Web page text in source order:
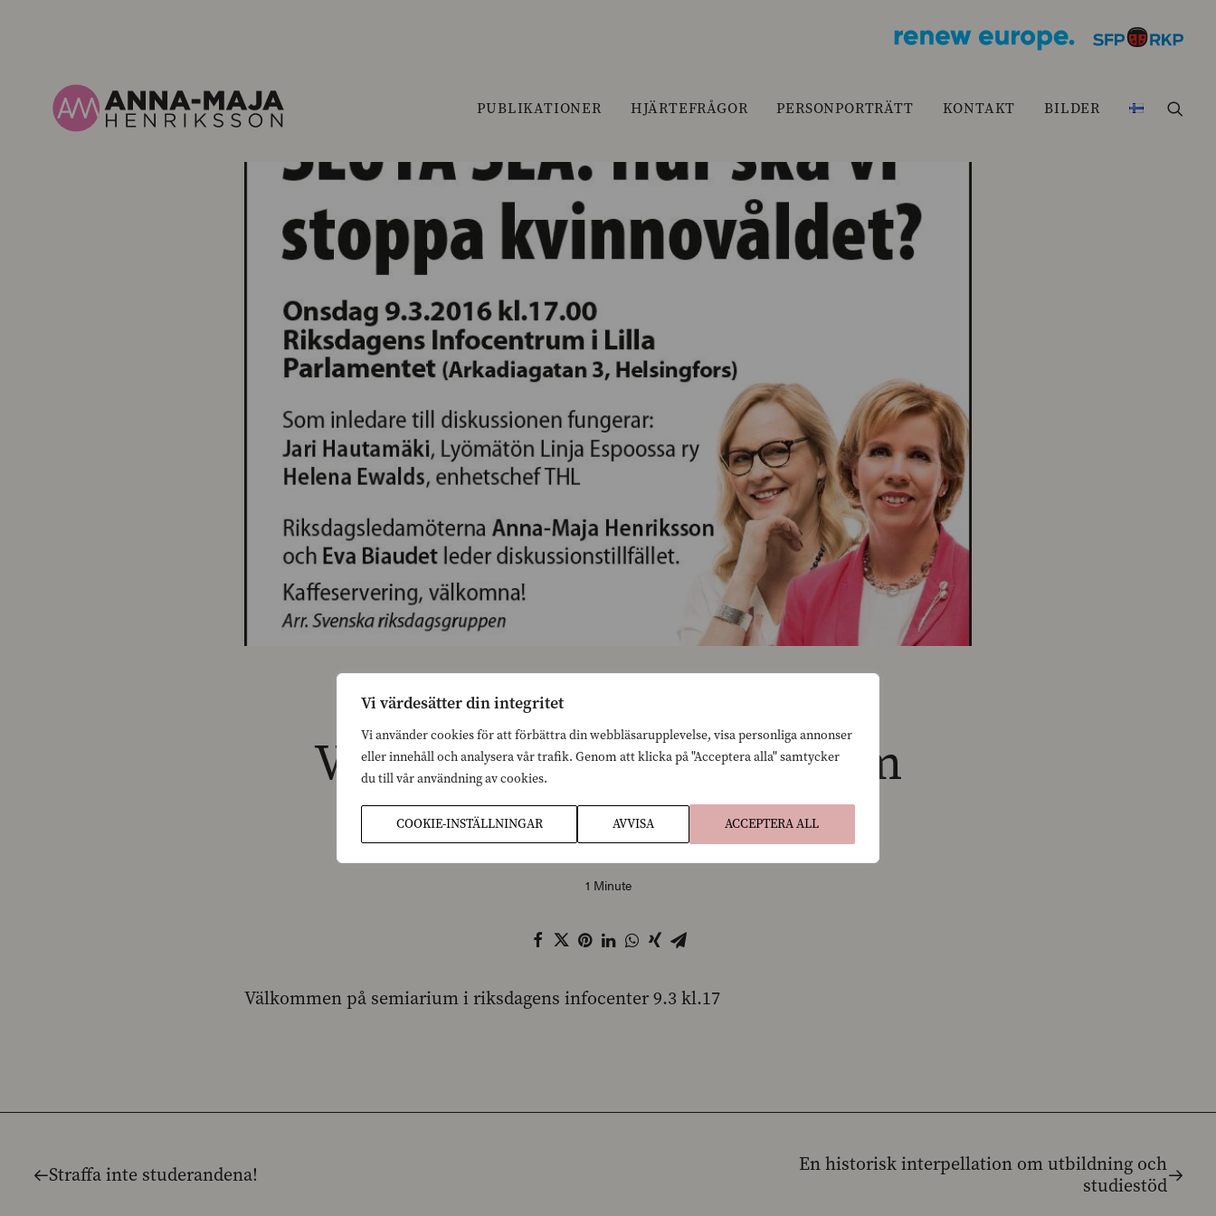
Vi värdesätter din integritet
Vi använder cookies för att förbättra din webbläsarupplevelse, visa personliga annonser
eller innehåll och analysera vår trafik. Genom att klicka på "Acceptera alla" samtycker
du till vår användning av cookies.
COOKIE-INSTÄLLNINGAR AVVISA ACCEPTERA ALL
PUBLIKATIONER HJÄRTEFRÅGOR PERSONPORTRÄTT KONTAKT BILDER
Välkommen på semiarium
1 Minute
Välkommen på semiarium i riksdagens infocenter 9.3 kl.17
Straffa inte studerandena!
En historisk interpellation om utbildning och
studiestöd